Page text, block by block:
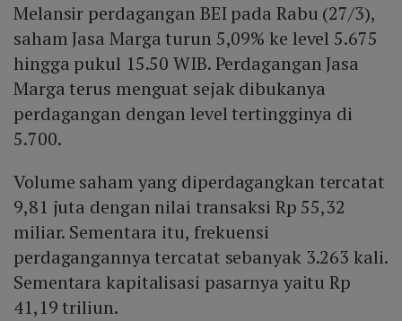
Melansir perdagangan BEI pada Rabu (27/3),
saham Jasa Marga turun 5,09% ke level 5.675
hingga pukul 15.50 WIB. Perdagangan Jasa
Marga terus menguat sejak dibukanya
perdagangan dengan level tertingginya di
5.700.
Volume saham yang diperdagangkan tercatat
9,81 juta dengan nilai transaksi Rp 55,32
miliar. Sementara itu, frekuensi
perdagangannya tercatat sebanyak 3.263 kali.
Sementara kapitalisasi pasarnya yaitu Rp
41,19 triliun.